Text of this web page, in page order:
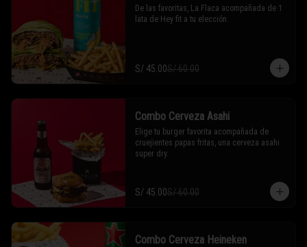
De las favoritas, La Flaca acompañada de 1
lata de Hey fit a tu elección.
S/ 45.00S/ 60.00
Combo Cerveza Asahi
Elige tu burger favorita acompañada de
cruejientes papas fritas, una cerveza asahi
super dry.
S/ 45.00S/ 60.00
Combo Cerveza Heineken